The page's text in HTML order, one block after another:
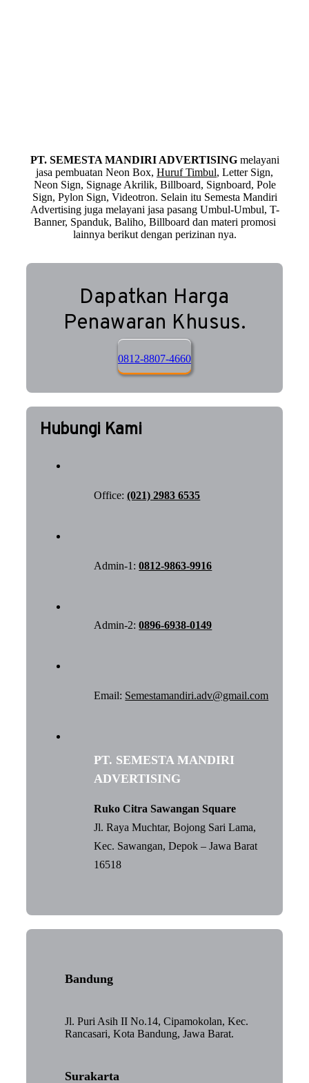
PT. SEMESTA MANDIRI ADVERTISINGmelayani
jasa pembuatan Neon Box, Huruf Timbul, Letter Sign,
Neon Sign, Signage Akrilik, Billboard, Signboard, Pole
Sign, Pylon Sign, Videotron. Selain itu Semesta Mandiri
Advertising juga melayani jasa pasang Umbul-Umbul, T-
Banner, Spanduk, Baliho, Billboard dan materi promosi
lainnya berikut dengan perizinan nya.
Dapatkan Harga
Penawaran Khusus.
0812-8807-4660
Hubungi Kami
Office:(021) 2983 6535
Admin-1:0812-9863-9916
Admin-2:0896-6938-0149
Email: Semestamandiri.adv@gmail.com
PT. SEMESTA MANDIRI
ADVERTISING
Ruko Citra Sawangan Square
Jl. Raya Muchtar, Bojong Sari Lama,
Kec. Sawangan, Depok – Jawa Barat
16518
Bandung
Jl. Puri Asih II No.14, Cipamokolan, Kec.
Rancasari, Kota Bandung, Jawa Barat.
Surakarta